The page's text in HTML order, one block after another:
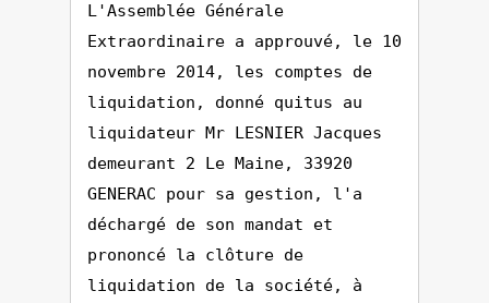
L'Assemblée Générale
Extraordinaire a approuvé, le 10
novembre 2014, les comptes de
liquidation, donné quitus au
liquidateur Mr LESNIER Jacques
demeurant 2 Le Maine, 33920
GENERAC pour sa gestion, l'a
déchargé de son mandat et
prononcé la clôture de
liquidation de la société, à